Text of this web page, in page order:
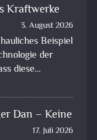
Kraftwerke
3. August 2026
Beispiel
der
diese…
Dan – Keine
17. Juli 2026